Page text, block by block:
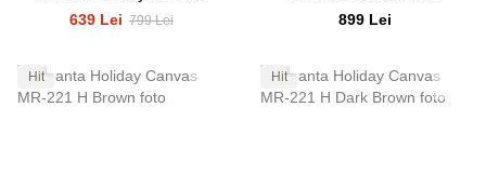
639 Lei 799 Lei 899 Lei
Hit Hit